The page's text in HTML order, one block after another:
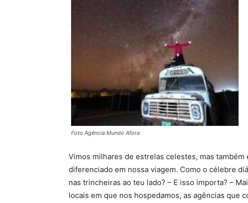
Foto Agência Mundo Afora
Vimos milhares de estrelas celestes, mas
diferenciado em nossa viagem. Como o célebre
nas trincheiras ao teu lado? – E isso importa? –
locais em que nos hospedamos, as agências que